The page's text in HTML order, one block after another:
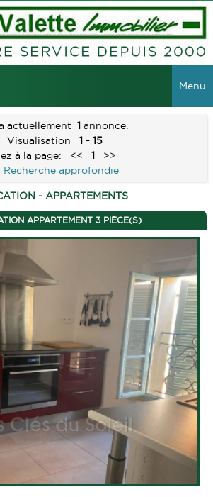
Menu
actuellement 1 annonce.
Visualisation
1 - 15
à la page:
<< 1
>>
Recherche approfondie
- APPARTEMENTS
APPARTEMENT 3 PIÈCE(S)